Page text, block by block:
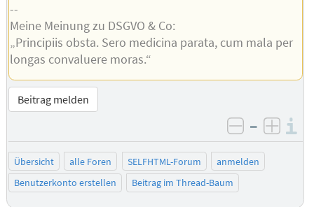
--
Meine Meinung zu DSGVO & Co:
„Principiis obsta. Sero medicina parata, cum mala per
longas convaluere moras.“
Beitrag melden
negativ
–
Übersicht alle Foren SELFHTML-Forum
anmelden
Benutzerkonto erstellen
Beitrag im Thread-Baum